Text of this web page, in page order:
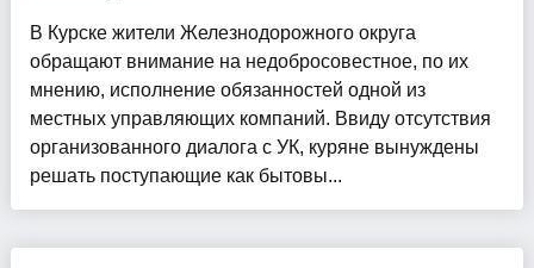
В Курске жители Железнодорожного округа
обращают внимание на недобросовестное, по их
мнению, исполнение обязанностей одной из
местных управляющих компаний. Ввиду отсутствия
организованного диалога с УК, куряне вынуждены
решать поступающие как бытовы...